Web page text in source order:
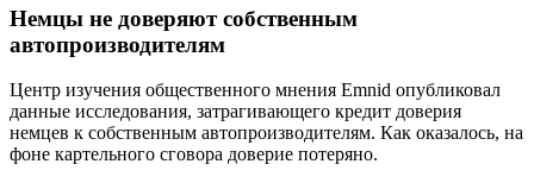
Немцы не доверяют собственным
автопроизводителям
Центр изучения общественного мнения Emnid опубликовал
данные исследования, затрагивающего кредит доверия
немцев к собственным автопроизводителям. Как оказалось, на
фоне картельного сговора доверие потеряно.